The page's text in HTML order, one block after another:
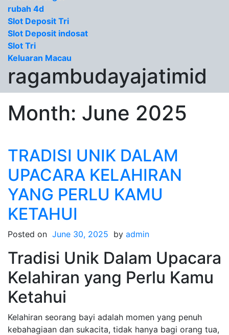
rubah 4d
Slot Deposit Tri
Slot Deposit indosat
Slot Tri
Keluaran Macau
ragambudayajatimid
Month: June 2025
TRADISI UNIK DALAM
UPACARA KELAHIRAN
YANG PERLU KAMU
KETAHUI
Posted on June 30, 2025 by admin
Tradisi Unik Dalam Upacara
Kelahiran yang Perlu Kamu
Ketahui
Kelahiran seorang bayi adalah momen yang penuh
kebahagiaan dan sukacita, tidak hanya bagi orang tua,